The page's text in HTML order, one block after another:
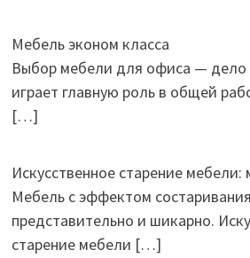
Мебель эконом класса
Выбор мебели для офиса — дело
играет главную роль в общей
[…]
Искусственное старение мебели:
Мебель с эффектом
представительно и шикарно.
старение мебели […]